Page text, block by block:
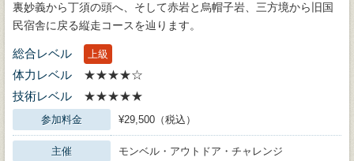
裏妙義から丁須の頭へ、そして赤岩と烏帽子岩、三方境から旧国
民宿舎に戻る縦走コースを辿ります。
総合レベル 上級
体力レベル
★★★★☆
技術レベル
★★★★★
参加料金 ¥29,500（税込）
主催 モンベル・アウトドア・チャレンジ